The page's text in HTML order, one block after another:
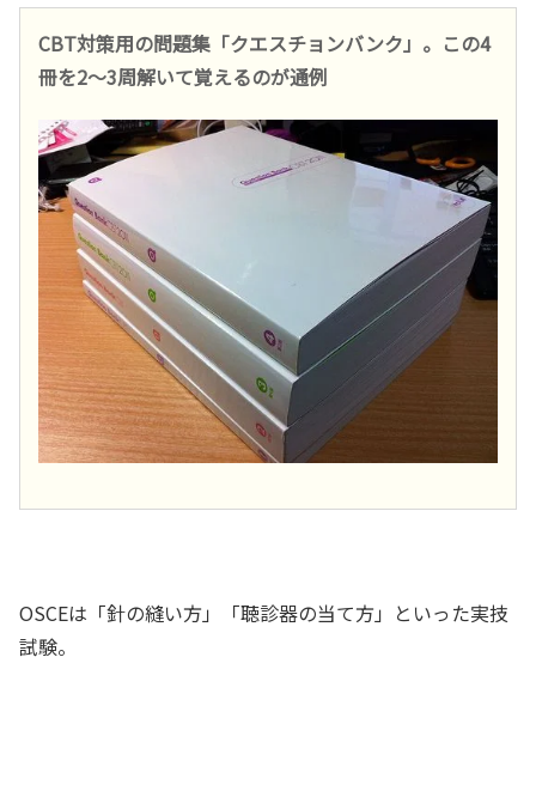
CBT対策用の問題集「クエスチョンバンク」。この4
冊を2～3周解いて覚えるのが通例
OSCEは「針の縫い方」「聴診器の当て方」といった実技
試験。